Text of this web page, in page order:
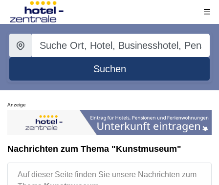
Suchen
Anzeige
Nachrichten zum Thema "Kunstmuseum"
Auf dieser Seite finden Sie unsere Nachrichten zum